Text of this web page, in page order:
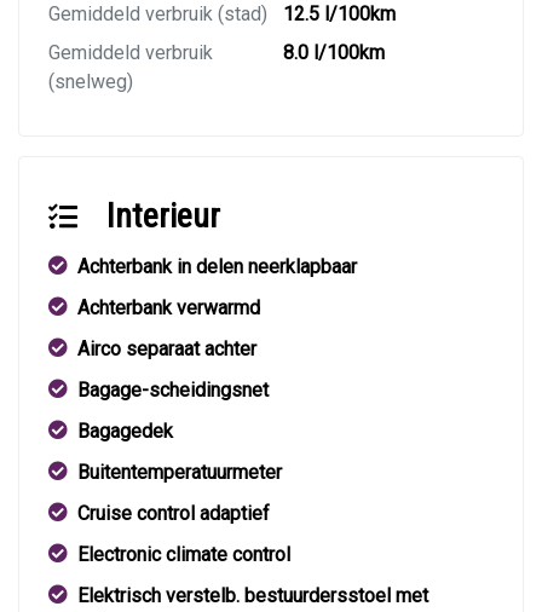
Gemiddeld verbruik (stad)
12.5 l/100km
Gemiddeld verbruik
(snelweg)
8.0 l/100km
Interieur
Achterbank in delen neerklapbaar
Achterbank verwarmd
Airco separaat achter
Bagage-scheidingsnet
Bagagedek
Buitentemperatuurmeter
Cruise control adaptief
Electronic climate control
Elektrisch verstelb. bestuurdersstoel met